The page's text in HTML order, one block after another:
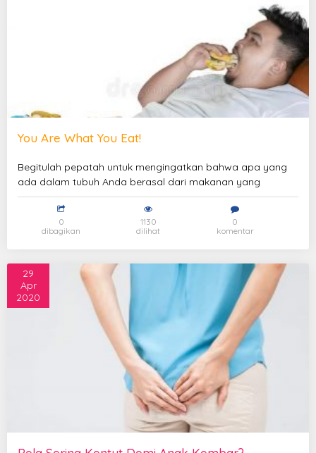
You Are What You Eat!
Begitulah pepatah untuk mengingatkan bahwa apa yang
ada dalam tubuh Anda berasal dari makanan yang
0
dibagikan
1130
dilihat
0
komentar
29
Apr
2020